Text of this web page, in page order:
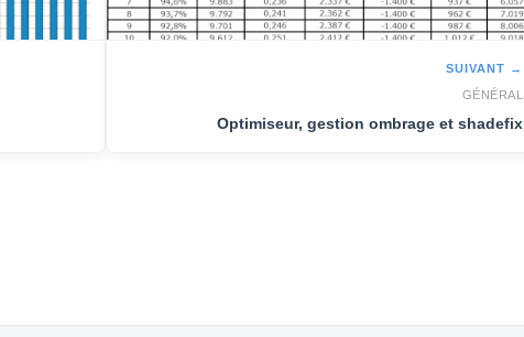
SUIVANT →
GÉNÉRAL
Optimiseur, gestion ombrage et shadefix